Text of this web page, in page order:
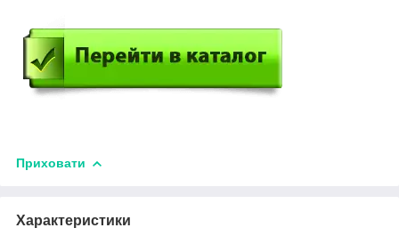
Приховати
Характеристики